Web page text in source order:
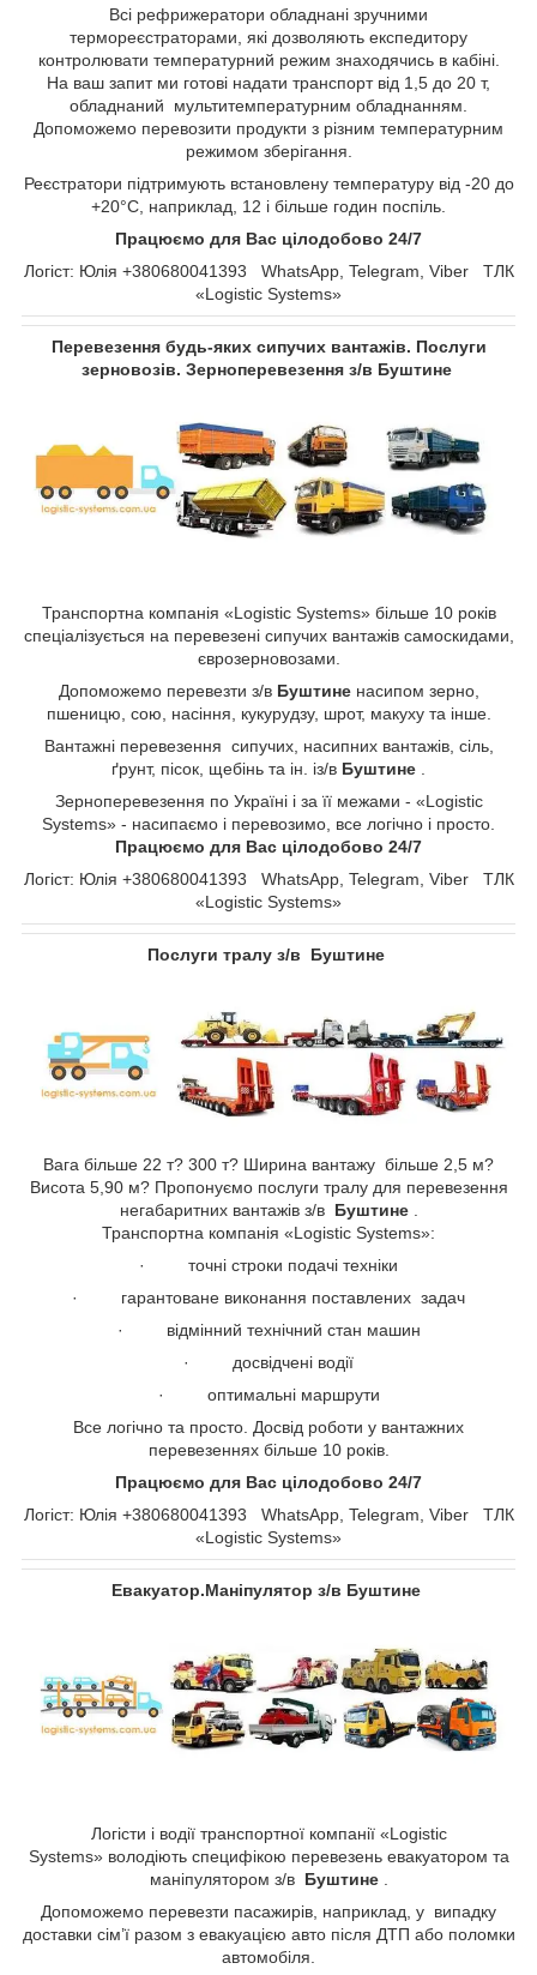
Всі рефрижератори обладнані зручними
термореєстраторами, які дозволяють експедитору
контролювати температурний режим знаходячись в кабіні.
На ваш запит ми готові надати транспорт від 1,5 до 20 т,
обладнаний мультитемпературним обладнанням.
Допоможемо перевозити продукти з різним температурним
режимом зберігання.
Реєстратори підтримують встановлену температуру від -20 до
+20°С, наприклад, 12 і більше годин поспіль.
Працюємо для Вас цілодобово 24/7
Логіст: Юлія +380680041393 WhatsApp, Telegram, Viber ТЛК
«Logistic Systems»
Перевезення будь-яких сипучих вантажів. Послуги
зерновозів. Зерноперевезення з/в Буштине
Транспортна компанія «Logistic Systems» більше 10 років
спеціалізується на перевезені сипучих вантажів самоскидами,
єврозерновозами.
Допоможемо перевезти з/в Буштине насипом зерно,
пшеницю, сою, насіння, кукурудзу, шрот, макуху та інше.
Вантажні перевезення сипучих, насипних вантажів, сіль,
ґрунт, пісок, щебінь та ін. із/в Буштине
Зерноперевезення по Україні і за її межами - «Logistic
Systems» - насипаємо і перевозимо, все логічно і просто.
Працюємо для Вас цілодобово 24/7
Логіст: Юлія +380680041393 WhatsApp, Telegram, Viber ТЛК
«Logistic Systems»
Послуги тралу з/в Буштине
Вага більше 22 т? 300 т? Ширина вантажу більше 2,5 м?
Висота 5,90 м? Пропонуємо послуги тралу для перевезення
негабаритних вантажів з/в Буштине .
Транспортна компанія «Logistic Systems»:
· точні строки подачі техніки
· гарантоване виконання поставлених задач
· відмінний технічний стан машин
· досвідчені водії
· оптимальні маршрути
Все логічно та просто. Досвід роботи у вантажних
перевезеннях більше 10 років.
Працюємо для Вас цілодобово 24/7
Логіст: Юлія +380680041393 WhatsApp, Telegram, Viber ТЛК
«Logistic Systems»
Евакуатор.Маніпулятор з/в Буштине
Логісти і водії транспортної компанії «Logistic
Systems» володіють специфікою перевезень евакуатором та
маніпулятором з/в Буштине
Допоможемо перевезти пасажирів, наприклад, у випадку
доставки сім’ї разом з евакуацією авто після ДТП або поломки
автомобіля.